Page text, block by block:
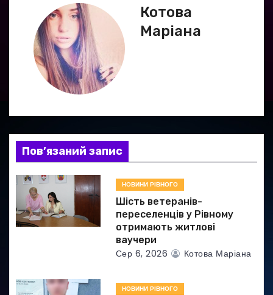
я
з
а
п
и
Котова
Маріана
Пов’язаний запис
НОВИНИ РІВНОГО
Шість ветеранів-
переселенців у Рівному
отримають житлові
ваучери
Сер 6, 2026 Котова Маріана
НОВИНИ РІВНОГО